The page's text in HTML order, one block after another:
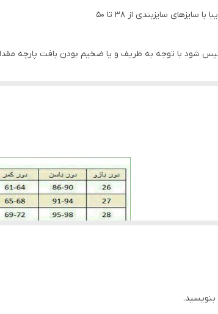
سایزبندی از 38 تا 50
خیس شود با توجه به ظریف و یا ضخیم بودن بافت پارچه
کنید. توجه کنید قسمت های توری با درجه کم اتو شود.